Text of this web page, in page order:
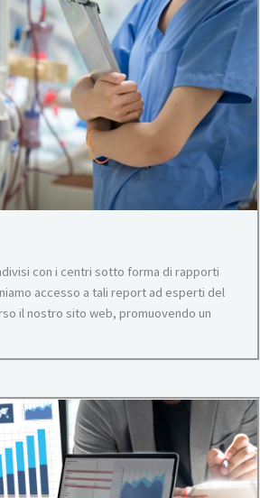
con i centri sotto forma di rapporti
accesso a tali report ad esperti del
il nostro sito web, promuovendo un